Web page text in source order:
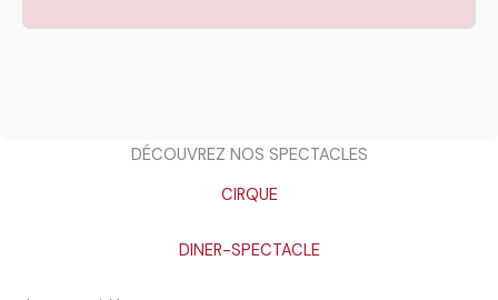
DÉCOUVREZ NOS SPECTACLES
CIRQUE
DINER-SPECTACLE